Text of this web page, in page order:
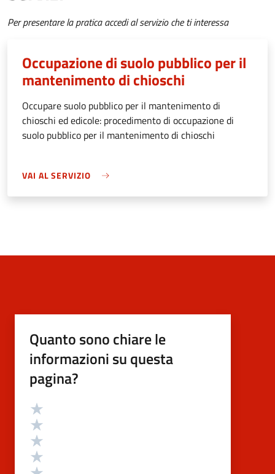
Per presentare la pratica accedi al servizio che ti interessa
Occupazione di suolo pubblico per il
mantenimento di chioschi
Occupare suolo pubblico per il mantenimento di
chioschi ed edicole: procedimento di occupazione di
suolo pubblico per il mantenimento di chioschi
VAI AL SERVIZIO
Quanto sono chiare le
informazioni su questa
pagina?
Valutazione